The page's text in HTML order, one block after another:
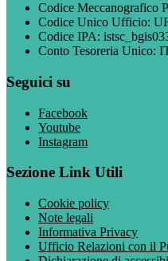
Codice Meccanografico
Codice Unico Ufficio:
Codice IPA:
Conto Tesoreria Unico:
Seguici su
Facebook
Youtube
Instagram
Sezione Link Utili
Cookie policy
Note legali
Informativa Privacy
Ufficio Relazioni con il